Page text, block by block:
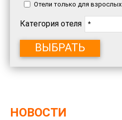
Отели только для взрослых
Категория отеля *
ВЫБРАТЬ
НОВОСТИ